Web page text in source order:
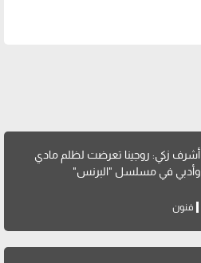
أشرف زكي: روجينا تعرضت لظلم مادي
وأدبي في مسلسل "البرنس"
فنون